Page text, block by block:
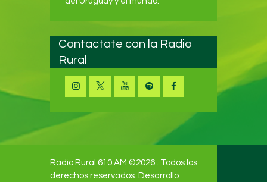
Contactate con la Radio
Rural
Radio Rural 610 AM ©2026 . Todos los
derechos reservados. Desarrollo